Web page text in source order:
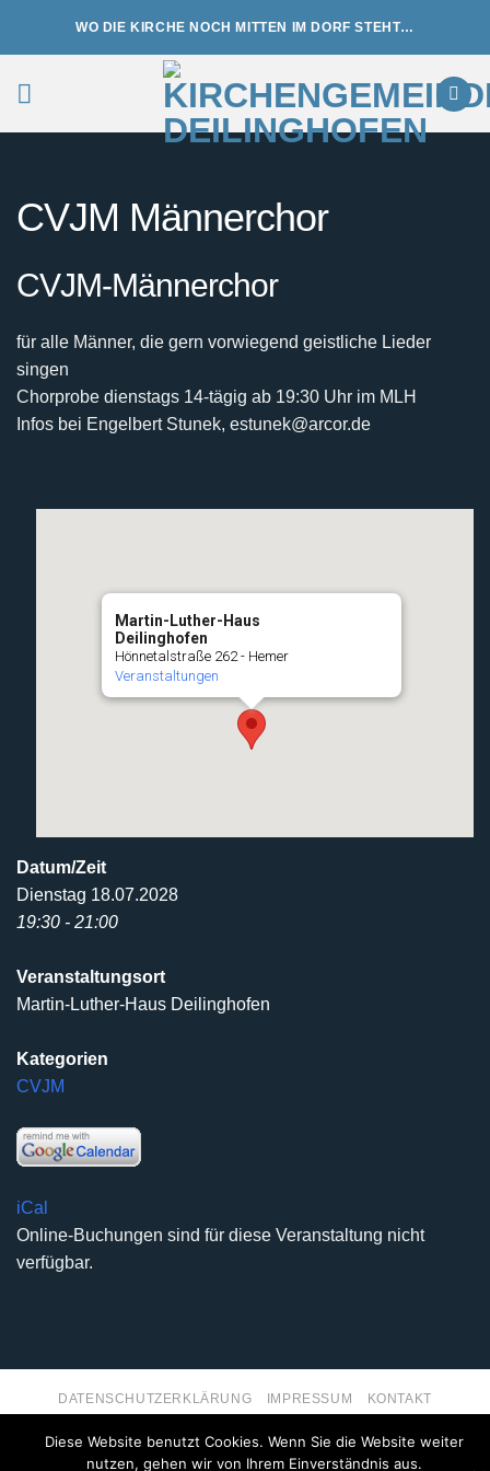
WO DIE KIRCHE NOCH MITTEN IM DORF STEHT…
CVJM Männerchor
CVJM-Männerchor
für alle Männer, die gern vorwiegend geistliche Lieder
singen
Chorprobe dienstags 14-tägig ab 19:30 Uhr im MLH
Infos bei Engelbert Stunek, estunek@arcor.de
Martin-Luther-Haus
Deilinghofen
Hönnetalstraße 262 - Hemer
Veranstaltungen
Datum/Zeit
Dienstag 18.07.2028
19:30 - 21:00
Veranstaltungsort
Martin-Luther-Haus Deilinghofen
Kategorien
CVJM
iCal
Online-Buchungen sind für diese Veranstaltung nicht
verfügbar.
DATENSCHUTZERKLÄRUNG IMPRESSUM KONTAKT
kleinzweidrei Kommunikationsdesign
Diese Website benutzt Cookies. Wenn Sie die Website weiter
nutzen, gehen wir von Ihrem Einverständnis aus.